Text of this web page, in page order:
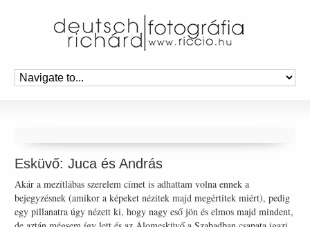
Esküvő: Juca és András
Akár a mezítlábas szerelem címet is adhattam volna ennek a
bejegyzésnek (amikor a képeket nézitek majd megértitek miért), pedig
egy pillanatra úgy nézett ki, hogy nagy eső jön és elmos majd mindent,